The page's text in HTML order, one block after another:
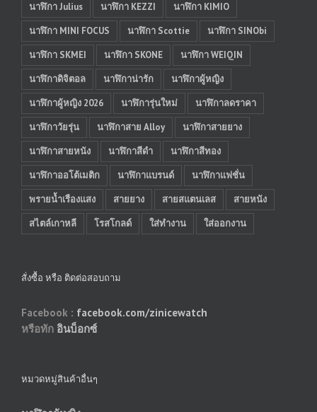
นาฬิกา Julius
นาฬิกา KEZZI
นาฬิกา KIMIO
นาฬิกา MINI FOCUS
นาฬิกา Scottie
นาฬิกา SINObi
นาฬิกา SKMEI
นาฬิกา SKONE
นาฬิกา WEIQIN
นาฬิกาดิจิตอล
นาฬิกาน่ารัก
นาฬิกาผู้หญิง
นาฬิกาผู้หญิง 2026
นาฬิการุ่นใหม่
นาฬิกาลดราคา
นาฬิกาวัยรุ่น
นาฬิกาสาย Alloy
นาฬิกาสายยาง
นาฬิกาสายหนัง
นาฬิกาสีดำ
นาฬิกาสีทอง
นาฬิกาออโต้เมติก
นาฬิกาแบรนด์
นาฬิกาแฟชั่น
พรายน้ำเรืองแสง
สายยาง สายสแตนเลส
สายหนัง
สไตล์เกาหลี
โรสโกลด์ ใส่ทำงาน ใส่ออกงาน
สั่งซื้อ หรือ ติดต่อสอบถาม
Facebook : facebook.com/zinicewatch
หรือทัก อินบ็อกซ์
หมวดหมู่สินค้าอื่นๆ